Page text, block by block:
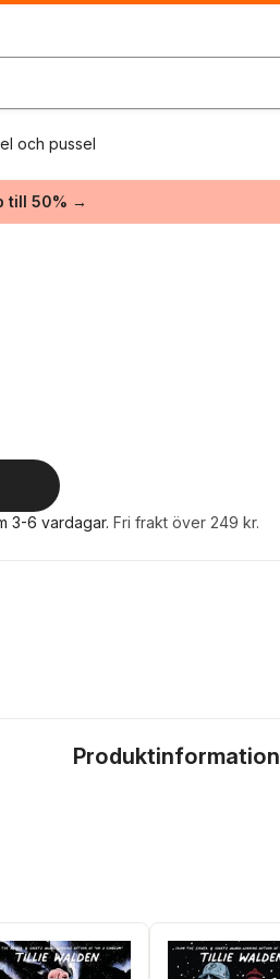
och pussel
till 50% →
3-6 vardagar. Fri frakt över 249 kr.
Produktinformation